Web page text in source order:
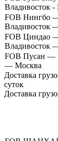
Владивосток -
FOB Нингбо
Владивосток
FOB Циндао
Владивосток
FOB Пусан —
— Москва
Доставка
суток
Доставка